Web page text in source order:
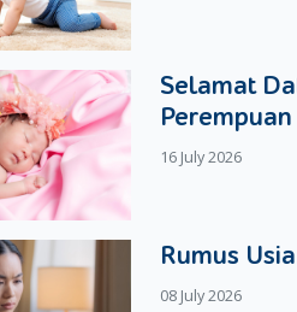
daya tahan tubuh yang kuat
Hubungan Moms
, Moms akan lebih banyak
Banyaknya waktu yang
Melakukan
harus dipersiapkan sebaik mungkin
janin Moms. Berikut ini adalah
Selamat
16 July 2026
Rumus
08 July 2026